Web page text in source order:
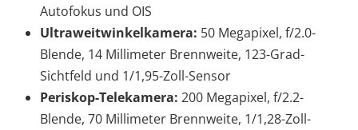
Autofokus und OIS
Ultraweitwinkelkamera: 50 Megapixel, f/2.0-
Blende, 14 Millimeter Brennweite, 123-Grad-
Sichtfeld und 1/1,95-Zoll-Sensor
Periskop-Telekamera: 200 Megapixel, f/2.2-
Blende, 70 Millimeter Brennweite, 1/1,28-Zoll-